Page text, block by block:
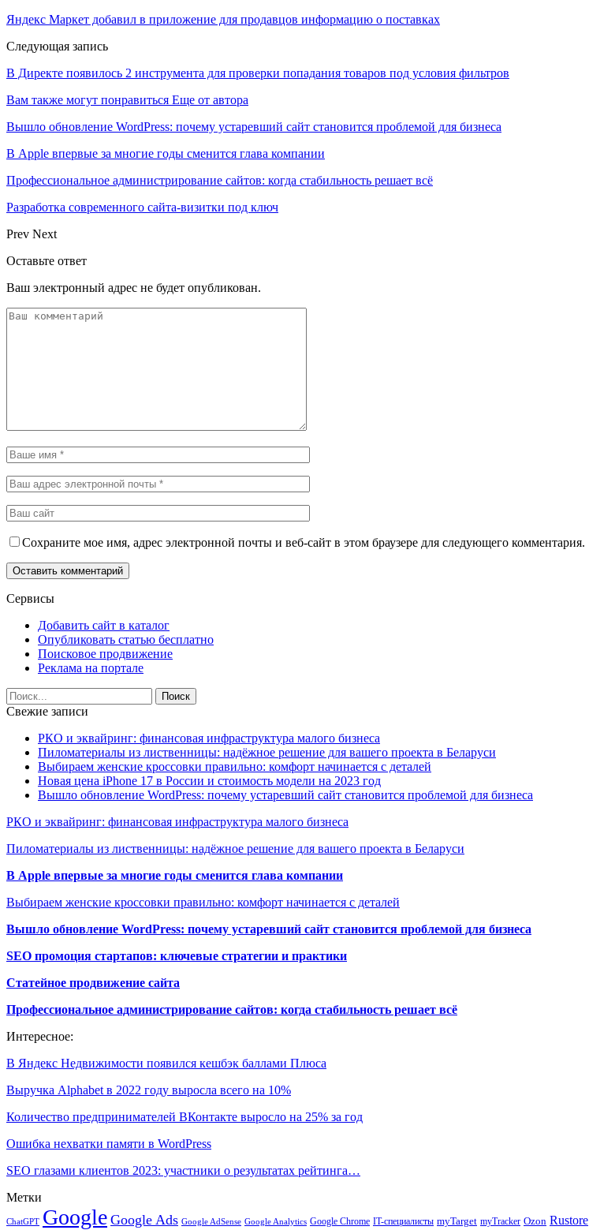
Яндекс Маркет добавил в приложение для продавцов информацию о поставках
Следующая запись
В Директе появилось 2 инструмента для проверки попадания товаров под условия фильтров
Вам также могут понравиться Еще от автора
Вышло обновление WordPress: почему устаревший сайт становится проблемой для бизнеса
В Apple впервые за многие годы сменится глава компании
Профессиональное администрирование сайтов: когда стабильность решает всё
Разработка современного сайта-визитки под ключ
Prev Next
Оставьте ответ
Ваш электронный адрес не будет опубликован.
Сохраните мое имя, адрес электронной почты и веб-сайт в этом браузере для следующего комментария.
Сервисы
Добавить сайт в каталог
Опубликовать статью бесплатно
Поисковое продвижение
Реклама на портале
Свежие записи
РКО и эквайринг: финансовая инфраструктура малого бизнеса
Пиломатериалы из лиственницы: надёжное решение для вашего проекта в Беларуси
Выбираем женские кроссовки правильно: комфорт начинается с деталей
Новая цена iPhone 17 в России и стоимость модели на 2023 год
Вышло обновление WordPress: почему устаревший сайт становится проблемой для бизнеса
РКО и эквайринг: финансовая инфраструктура малого бизнеса
Пиломатериалы из лиственницы: надёжное решение для вашего проекта в Беларуси
В Apple впервые за многие годы сменится глава компании
Выбираем женские кроссовки правильно: комфорт начинается с деталей
Вышло обновление WordPress: почему устаревший сайт становится проблемой для бизнеса
SEO промоция стартапов: ключевые стратегии и практики
Статейное продвижение сайта
Профессиональное администрирование сайтов: когда стабильность решает всё
Интересное:
В Яндекс Недвижимости появился кешбэк баллами Плюса
Выручка Alphabet в 2022 году выросла всего на 10%
Количество предпринимателей ВКонтакте выросло на 25% за год
Ошибка нехватки памяти в WordPress
SEO глазами клиентов 2023: участники о результатах рейтинга…
Метки
ChatGPT Google Google Ads Google AdSense Google Analytics Google Chrome IT-специалисты myTarget myTracker Ozon Rustore